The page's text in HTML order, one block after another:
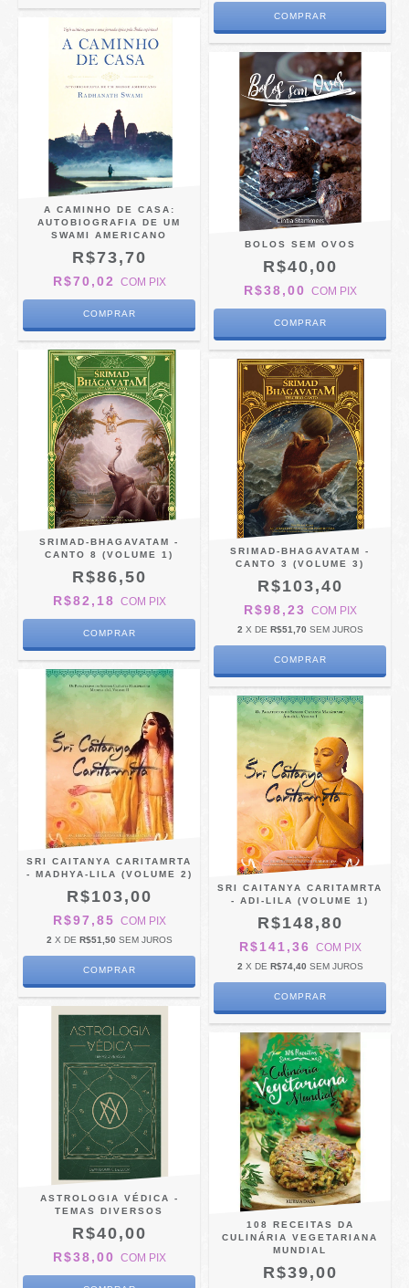
A CAMINHO DE CASA:
AUTOBIOGRAFIA DE UM
SWAMI AMERICANO
R$73,70
R$70,02 COM PIX
BOLOS SEM OVOS
R$40,00
R$38,00 COM PIX
SRIMAD-BHAGAVATAM -
CANTO 8 (VOLUME 1)
R$86,50
R$82,18 COM PIX
SRIMAD-BHAGAVATAM -
CANTO 3 (VOLUME 3)
R$103,40
R$98,23 COM PIX
2 X DE R$51,70 SEM JUROS
SRI CAITANYA CARITAMRTA
- MADHYA-LILA (VOLUME 2)
R$103,00
R$97,85 COM PIX
2 X DE R$51,50 SEM JUROS
SRI CAITANYA CARITAMRTA
- ADI-LILA (VOLUME 1)
R$148,80
R$141,36 COM PIX
2 X DE R$74,40 SEM JUROS
ASTROLOGIA VÉDICA -
TEMAS DIVERSOS
R$40,00
R$38,00 COM PIX
108 RECEITAS DA
CULINÁRIA VEGETARIANA
MUNDIAL
R$39,00